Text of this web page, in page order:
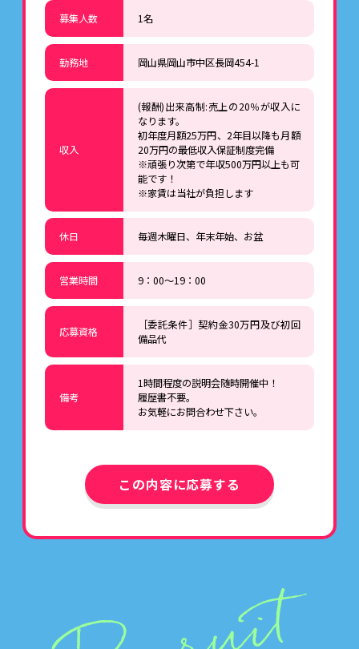
募集人数 1名
勤務地 岡山県岡山市中区長岡454-1
収入
(報酬)出来高制:売上の20％が収入に
なります。
初年度月額25万円、2年目以降も月額
20万円の最低収入保証制度完備
※頑張り次第で年収500万円以上も可
能です！
※家賃は当社が負担します
休日 毎週木曜日、年末年始、お盆
営業時間 9：00～19：00
応募資格
［委託条件］契約金30万円及び初回
備品代
備考
1時間程度の説明会随時開催中！
履歴書不要。
お気軽にお問合わせ下さい。
この内容に応募する